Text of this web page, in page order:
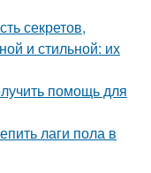
секретов,
и стильной: их
помощь для
лаги пола в